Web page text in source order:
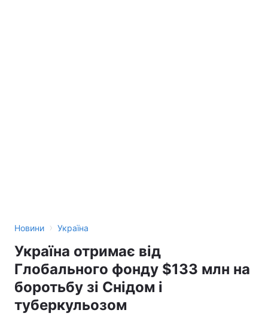
Новини › Україна
Україна отримає від
Глобального фонду $133 млн на
боротьбу зі Снідом і
туберкульозом